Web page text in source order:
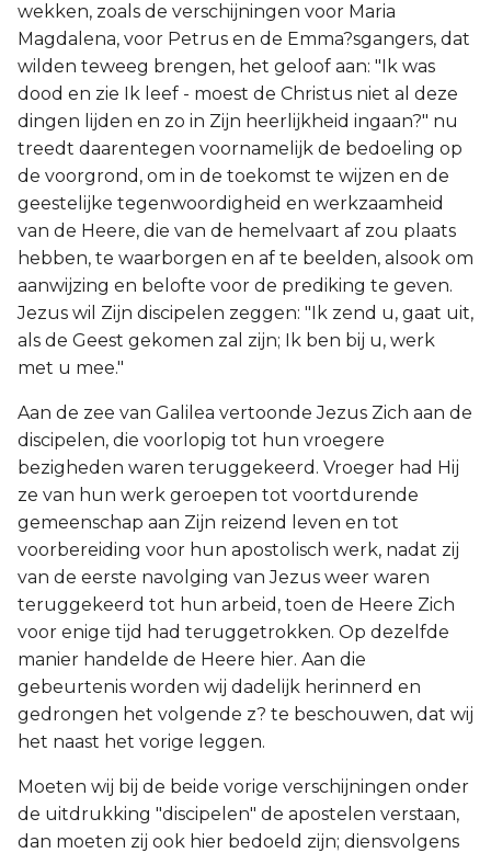
wekken, zoals de verschijningen voor Maria
Magdalena, voor Petrus en de Emma?sgangers, dat
wilden teweeg brengen, het geloof aan: "Ik was
dood en zie Ik leef - moest de Christus niet al deze
dingen lijden en zo in Zijn heerlijkheid ingaan?" nu
treedt daarentegen voornamelijk de bedoeling op
de voorgrond, om in de toekomst te wijzen en de
geestelijke tegenwoordigheid en werkzaamheid
van de Heere, die van de hemelvaart af zou plaats
hebben, te waarborgen en af te beelden, alsook om
aanwijzing en belofte voor de prediking te geven.
Jezus wil Zijn discipelen zeggen: "Ik zend u, gaat uit,
als de Geest gekomen zal zijn; Ik ben bij u, werk
met u mee."
Aan de zee van Galilea vertoonde Jezus Zich aan de
discipelen, die voorlopig tot hun vroegere
bezigheden waren teruggekeerd. Vroeger had Hij
ze van hun werk geroepen tot voortdurende
gemeenschap aan Zijn reizend leven en tot
voorbereiding voor hun apostolisch werk, nadat zij
van de eerste navolging van Jezus weer waren
teruggekeerd tot hun arbeid, toen de Heere Zich
voor enige tijd had teruggetrokken. Op dezelfde
manier handelde de Heere hier. Aan die
gebeurtenis worden wij dadelijk herinnerd en
gedrongen het volgende z? te beschouwen, dat wij
het naast het vorige leggen.
Moeten wij bij de beide vorige verschijningen onder
de uitdrukking "discipelen" de apostelen verstaan,
dan moeten zij ook hier bedoeld zijn; diensvolgens